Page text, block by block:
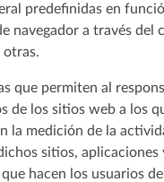
predefinidas en
navegador a través
otras.
que permiten al
de los sitios web a los
la medición de la
sitios,
hacen los usuarios